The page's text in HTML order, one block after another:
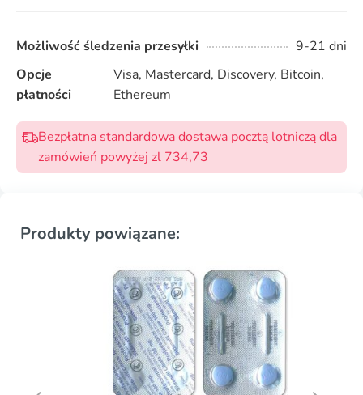
Możliwość śledzenia przesyłki
9-21 dni
Opcje
płatności
Visa, Mastercard, Discovery, Bitcoin,
Ethereum
Bezpłatna standardowa dostawa pocztą lotniczą dla
zamówień powyżej zl 734,73
Produkty powiązane: